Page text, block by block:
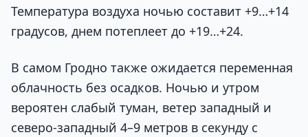
Температура воздуха ночью составит +9…+14
градусов, днем потеплеет до +19…+24.
В самом Гродно также ожидается переменная
облачность без осадков. Ночью и утром
вероятен слабый туман, ветер западный и
северо-западный 4–9 метров в секунду с